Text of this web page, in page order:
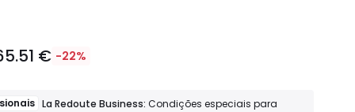
€ -22%
La Redoute Business:Condições especiais para